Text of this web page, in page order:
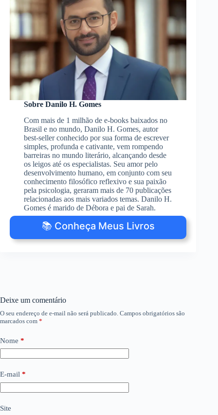
Sobre Danilo H. Gomes
Com mais de 1 milhão de e-books baixados no
Brasil e no mundo, Danilo H. Gomes, autor
best-seller conhecido por sua forma de escrever
simples, profunda e cativante, vem rompendo
barreiras no mundo literário, alcançando desde
os leigos até os especialistas. Seu amor pelo
desenvolvimento humano, em conjunto com seu
conhecimento filosófico reflexivo e sua paixão
pela psicologia, geraram mais de 70 publicações
relacionadas aos mais variados temas. Danilo H.
Gomes é marido de Débora e pai de Sarah.
📚 Conheça Meus Livros
Deixe um comentário
O seu endereço de e-mail não será publicado. Campos obrigatórios são
marcados com *
Nome *
E-mail *
Site